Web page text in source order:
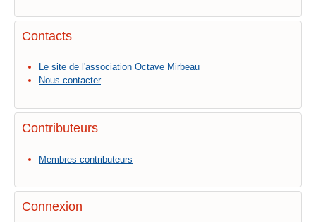
Contacts
Le site de l'association Octave Mirbeau
Nous contacter
Contributeurs
Membres contributeurs
Connexion